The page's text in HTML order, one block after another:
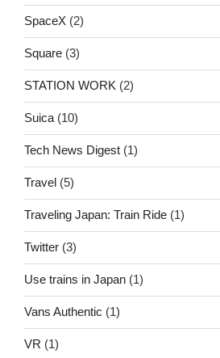
SpaceX (2)
Square (3)
STATION WORK (2)
Suica (10)
Tech News Digest (1)
Travel (5)
Traveling Japan: Train Ride (1)
Twitter (3)
Use trains in Japan (1)
Vans Authentic (1)
VR (1)